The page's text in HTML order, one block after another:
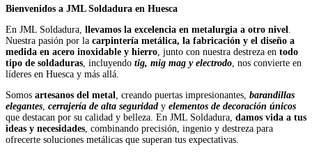
Bienvenidos a JML Soldadura en Huesca
En JML Soldadura, llevamos la excelencia en metalurgia a otro nivel
Nuestra pasión por la carpintería metálica, la fabricación y el diseño a
medida en acero inoxidable y hierro , junto con nuestra destreza en todo
tipo de soldaduras , incluyendo tig, mig mag y electrodo , nos convierte en
líderes en Huesca y más allá.
Somos artesanos del metal , creando puertas impresionantes, barandillas
elegantes cerrajería de alta seguridad y elementos de decoración únicos
que destacan por su calidad y belleza. En JML Soldadura, damos vida a tus
ideas y necesidades , combinando precisión, ingenio y destreza para
ofrecerte soluciones metálicas que superan tus expectativas.